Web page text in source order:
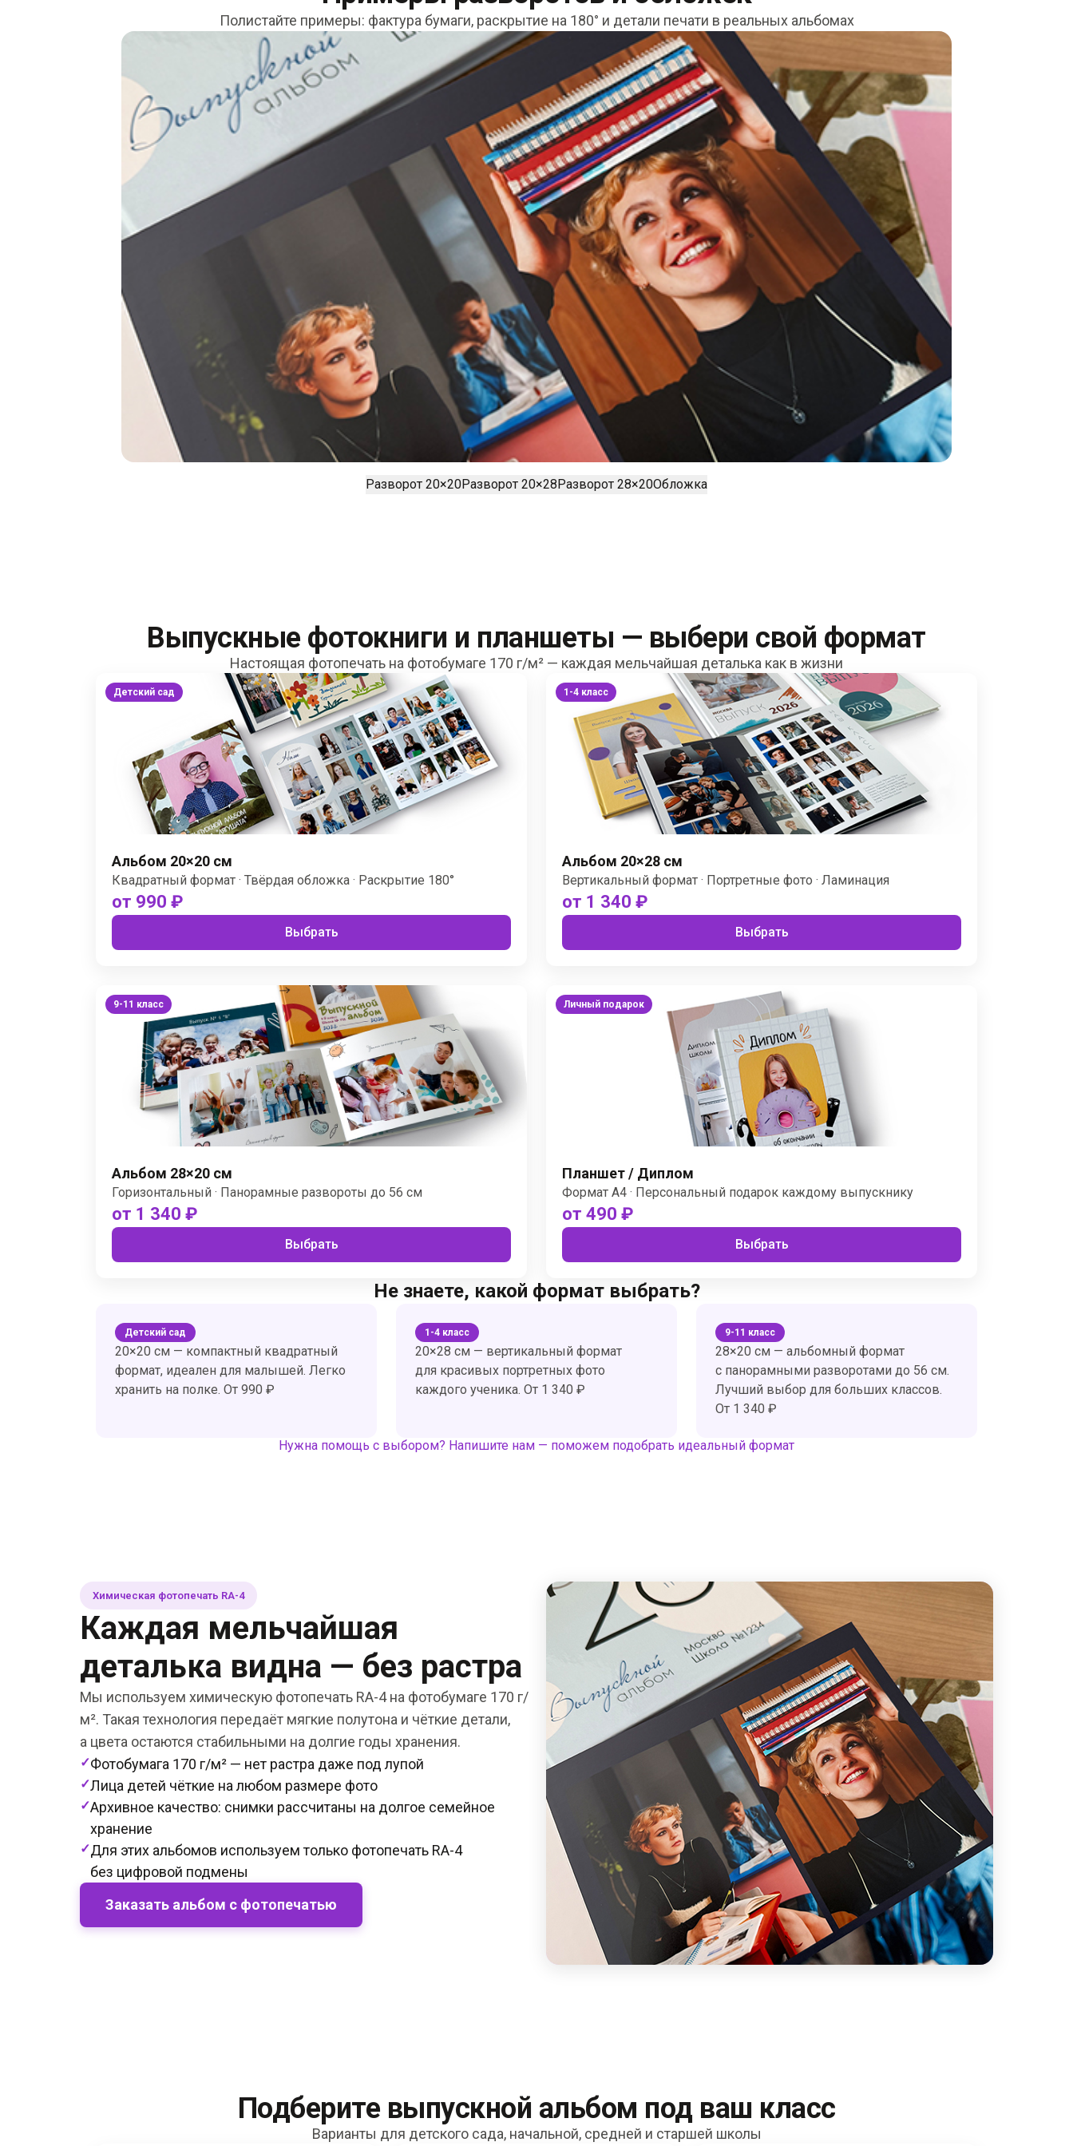
Полистайте примеры: фактура бумаги, раскрытие на 180° и детали печати в реальных альбомах
Разворот 20×20Разворот 20×28Разворот 28×20Обложка
Выпускные фотокниги и планшеты — выбери свой формат
Настоящая фотопечать на фотобумаге 170 г/м² — каждая мельчайшая деталька как в жизни
Детский сад
Альбом 20×20 см
Квадратный формат · Твёрдая обложка · Раскрытие 180°
от 990 ₽
Выбрать
1-4 класс
Альбом 20×28 см
Вертикальный формат · Портретные фото · Ламинация
от 1 340 ₽
Выбрать
9-11 класс
Альбом 28×20 см
Горизонтальный · Панорамные развороты до 56 см
от 1 340 ₽
Выбрать
Личный подарок
Планшет / Диплом
Формат А4 · Персональный подарок каждому выпускнику
от 490 ₽
Выбрать
Не знаете, какой формат выбрать?
Детский сад
20×20 см — компактный квадратный
формат, идеален для малышей. Легко
хранить на полке. От 990 ₽
1-4 класс
20×28 см — вертикальный формат
для красивых портретных фото
каждого ученика. От 1 340 ₽
9-11 класс
28×20 см — альбомный формат
с панорамными разворотами до 56 см.
Лучший выбор для больших классов.
От 1 340 ₽
Нужна помощь с выбором? Напишите нам — поможем подобрать идеальный формат
Химическая фотопечать RA-4
Каждая мельчайшая
деталька видна — без растра
Мы используем химическую фотопечать RA-4 на фотобумаге 170 г/
м². Такая технология передаёт мягкие полутона и чёткие детали,
а цвета остаются стабильными на долгие годы хранения.
✓Фотобумага 170 г/м² — нет растра даже под лупой
✓Лица детей чёткие на любом размере фото
✓Архивное качество: снимки рассчитаны на долгое семейное
хранение
✓Для этих альбомов используем только фотопечать RA-4
без цифровой подмены
Заказать альбом с фотопечатью
Подберите выпускной альбом под ваш класс
Варианты для детского сада, начальной, средней и старшей школы